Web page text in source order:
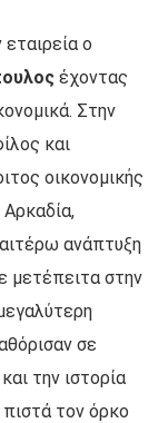
εταιρεία ο
έχοντας
Στην
και
οικονομικής
ανάπτυξη
μετέπειτα στην
σε
την ιστορία
τον όρκο